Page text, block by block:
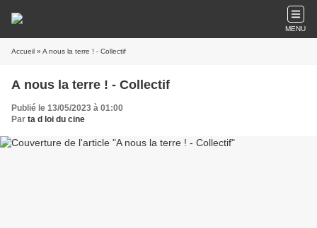
MENU
Accueil » A nous la terre ! - Collectif
A nous la terre ! - Collectif
Publié le 13/05/2023 à 01:00
Par ta d loi du cine